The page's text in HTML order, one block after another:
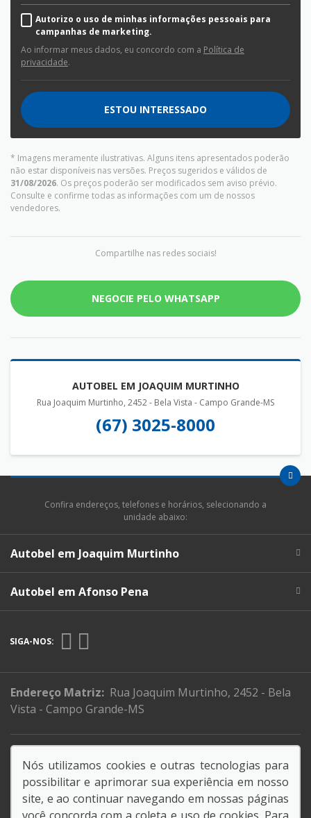
Autorizo o uso de minhas informações pessoais para
campanhas de marketing.
Ao informar meus dados, eu concordo com a Política de
privacidade.
ESTOU INTERESSADO
* Imagens meramente ilustrativas. Alguns itens apresentados poderão
não estar disponíveis nas versões. Preços sugeridos e válidos de
31/08/2026. Os preços poderão ser modificados sem aviso prévio.
Consulte e confirme todas as informações com um de nossos
vendedores.
Compartilhe nas redes sociais!
NEGOCIE PELO WHATSAPP
AUTOBEL EM JOAQUIM MURTINHO
Rua Joaquim Murtinho, 2452 - Bela Vista - Campo Grande-MS
(67) 3025-8000
Confira endereços, telefones e horários, selecionando a
unidade abaixo:
Autobel em Joaquim Murtinho
Autobel em Afonso Pena
SIGA-NOS:
Endereço Matriz: Rua Joaquim Murtinho, 2452 - Bela
Vista - Campo Grande-MS
Nova Resolução Banco Central
Código de Conduta
Nós utilizamos cookies e outras tecnologias para
possibilitar e aprimorar sua experiência em nosso
site, e ao continuar navegando em nossas páginas